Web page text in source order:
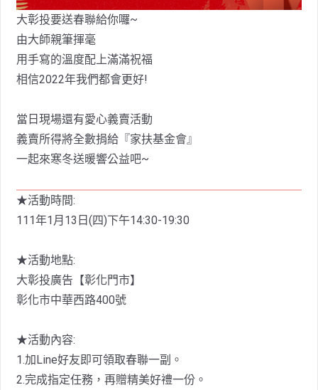
大彰投要送春聯給你囉~
由大師親筆揮毫
用手寫的溫度配上滿滿祝福
相信2022年我們都會更好!
當日現場還有愛心義賣活動
義賣所得將全數捐給『家扶基金會』
一起來寒冬送暖響公益吧~
★活動時間:
111年1月13日(四)下午14:30-19:30
★活動地點:
大彰投廣告【彰化門市】
彰化市中華西路400號
★活動內容:
1.加Line好友即可領取春聯一副。
2.完成指定任務，再贈精美好禮一份。